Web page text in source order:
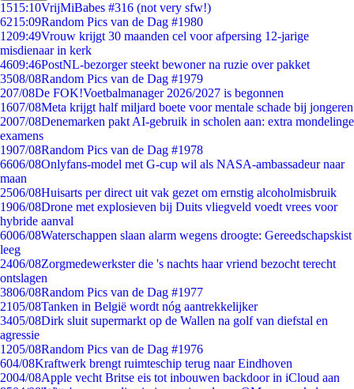
1515:10VrijMiBabes #316 (not very sfw!)
6215:09Random Pics van de Dag #1980
1209:49Vrouw krijgt 30 maanden cel voor afpersing 12-jarige
misdienaar in kerk
4609:46PostNL-bezorger steekt bewoner na ruzie over pakket
3508/08Random Pics van de Dag #1979
207/08De FOK!Voetbalmanager 2026/2027 is begonnen
1607/08Meta krijgt half miljard boete voor mentale schade bij jongeren
2007/08Denemarken pakt AI-gebruik in scholen aan: extra mondelinge
examens
1907/08Random Pics van de Dag #1978
6606/08Onlyfans-model met G-cup wil als NASA-ambassadeur naar
maan
2506/08Huisarts per direct uit vak gezet om ernstig alcoholmisbruik
1906/08Drone met explosieven bij Duits vliegveld voedt vrees voor
hybride aanval
6006/08Waterschappen slaan alarm wegens droogte: Gereedschapskist
leeg
2406/08Zorgmedewerkster die 's nachts haar vriend bezocht terecht
ontslagen
3806/08Random Pics van de Dag #1977
2105/08Tanken in België wordt nóg aantrekkelijker
3405/08Dirk sluit supermarkt op de Wallen na golf van diefstal en
agressie
1205/08Random Pics van de Dag #1976
604/08Kraftwerk brengt ruimteschip terug naar Eindhoven
2004/08Apple vecht Britse eis tot inbouwen backdoor in iCloud aan